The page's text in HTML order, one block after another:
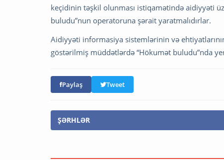
keçidinin təşkil olunması istiqamətində aidiyyəti
buludu”nun operatoruna şərait yaratmalıdırlar.
Aidiyyəti informasiya sistemlərinin və
göstərilmiş müddətlərdə “Hökumət buludu”nda
Paylaş Tweet
ŞƏRHLƏR